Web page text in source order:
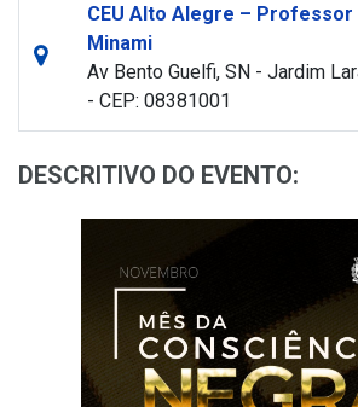
CEU Alto Alegre – Professor
Minami
Av Bento Guelfi, SN - Jardim
- CEP: 08381001
DESCRITIVO DO EVENTO: